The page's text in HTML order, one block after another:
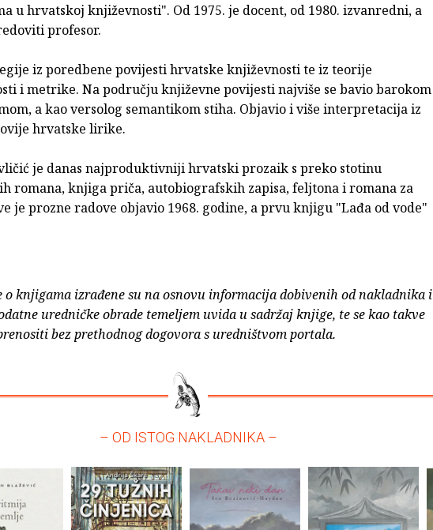
u hrvatskoj književnosti". Od 1975. je docent, od 1980. izvanredni, a
profesor.
iz poredbene povijesti hrvatske književnosti te iz teorije
i metrike. Na području književne povijesti najviše se bavio barokom
a kao versolog semantikom stiha. Objavio i više interpretacija iz
hrvatske lirike.
je danas najproduktivniji hrvatski prozaik s preko stotinu
romana, knjiga priča, autobiografskih zapisa, feljtona i romana za
je prozne radove objavio 1968. godine, a prvu knjigu "Lađa od vode"
o knjigama izrađene su na osnovu informacija dobivenih od nakladnika i
uredničke obrade temeljem uvida u sadržaj knjige, te se kao takve
bez prethodnog dogovora s uredništvom portala.
– OD ISTOG NAKLADNIKA –